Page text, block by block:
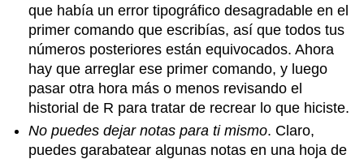
que había un error tipográfico desagradable en el
primer comando que escribías, así que todos tus
números posteriores están equivocados. Ahora
hay que arreglar ese primer comando, y luego
pasar otra hora más o menos revisando el
historial de R para tratar de recrear lo que hiciste.
No puedes dejar notas para ti mismo. Claro,
puedes garabatear algunas notas en una hoja de